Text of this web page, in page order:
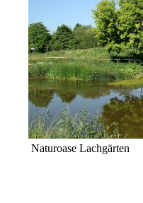
Naturoase Lachgärten